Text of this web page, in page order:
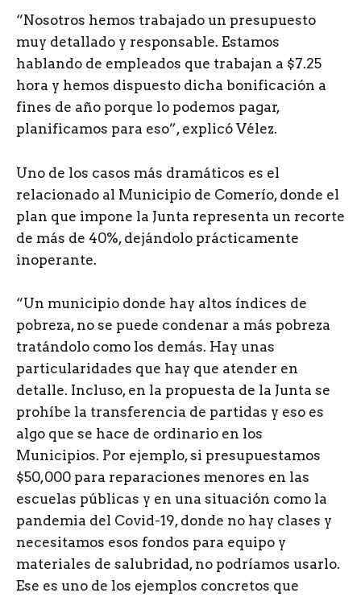
“Nosotros hemos trabajado un presupuesto
muy detallado y responsable. Estamos
hablando de empleados que trabajan a $7.25
hora y hemos dispuesto dicha bonificación a
fines de año porque lo podemos pagar,
planificamos para eso”, explicó Vélez.
Uno de los casos más dramáticos es el
relacionado al Municipio de Comerío, donde el
plan que impone la Junta representa un recorte
de más de 40%, dejándolo prácticamente
inoperante.
“Un municipio donde hay altos índices de
pobreza, no se puede condenar a más pobreza
tratándolo como los demás. Hay unas
particularidades que hay que atender en
detalle. Incluso, en la propuesta de la Junta se
prohíbe la transferencia de partidas y eso es
algo que se hace de ordinario en los
Municipios. Por ejemplo, si presupuestamos
$50,000 para reparaciones menores en las
escuelas públicas y en una situación como la
pandemia del Covid-19, donde no hay clases y
necesitamos esos fondos para equipo y
materiales de salubridad, no podríamos usarlo.
Ese es uno de los ejemplos concretos que